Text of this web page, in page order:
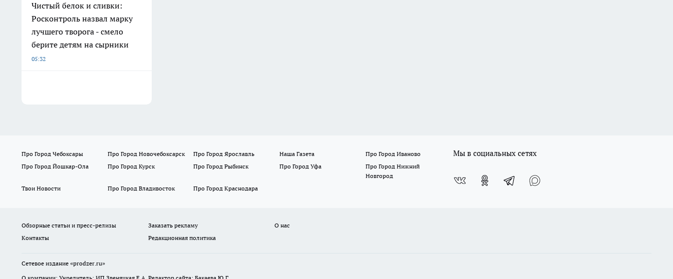
Чистый белок и сливки:
Росконтроль назвал марку
лучшего творога - смело
берите детям на сырники
05:32
Про Город Чебоксары Про Город Новочебоксарск Про Город Ярославль Наша Газета
Про Город Иваново
Про Город Йошкар-Ола
Про Город Курск Про Город Рыбинск Про Город Уфа
Про Город Нижний
Новгород
Твои Новости
Про Город Владивосток Про Город Краснодара
Мы в социальных сетях
Обзорные статьи и пресс-релизы Заказать рекламу
О нас
Контакты
Редакционная политика
Сетевое издание «prodzer.ru»